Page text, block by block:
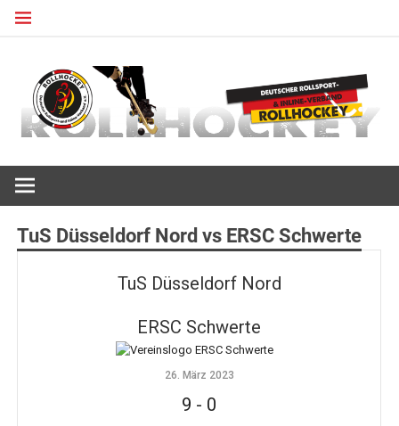
Zum
TuS Düsseldorf Nord vs ERSC Schwerte
TuS Düsseldorf Nord
ERSC Schwerte
26. März 2023
9 - 0